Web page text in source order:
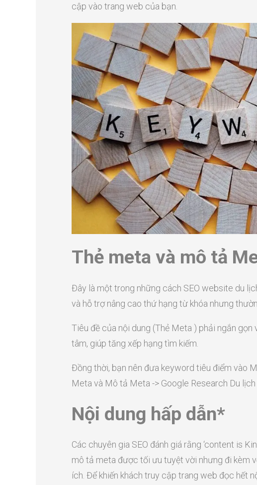
cập vào trang web của bạn.
Thẻ meta và mô tả
Đây là một trong những cách SEO website du
và hỗ trợ nâng cao thứ hạng từ khóa nhưng
Tiêu đề của nội dung (Thẻ Meta ) phải ngắn
tâm, giúp tăng xếp hạng tìm kiếm.
Đồng thời, bạn nên đưa keyword tiêu điểm vào
Meta và Mô tả Meta -> Google Research Du
Nội dung hấp dẫn*
Các chuyên gia SEO đánh giá rằng ‘content is
mô tả meta được tối ưu tuyệt vời nhưng đi kèm
ích. Để khiến khách truy cập trang web đọc hết